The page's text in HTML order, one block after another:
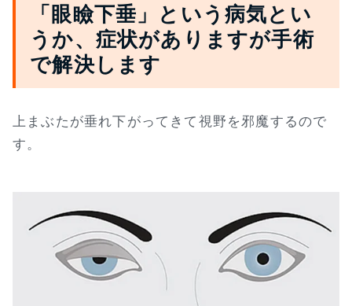
「眼瞼下垂」という病気とい
うか、症状がありますが手術
で解決します
上まぶたが垂れ下がってきて視野を邪魔するので
す。